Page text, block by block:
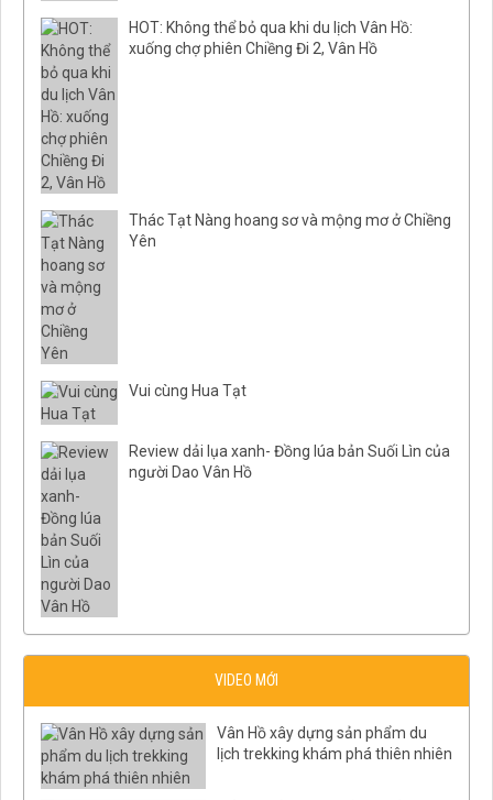
HOT: Không thể bỏ qua khi du lịch Vân Hồ:
xuống chợ phiên Chiềng Đi 2, Vân Hồ
Thác Tạt Nàng hoang sơ và mộng mơ ở Chiềng
Yên
Vui cùng Hua Tạt
Review dải lụa xanh- Đồng lúa bản Suối Lìn của
người Dao Vân Hồ
VIDEO MỚI
Vân Hồ xây dựng sản phẩm du
lịch trekking khám phá thiên nhiên